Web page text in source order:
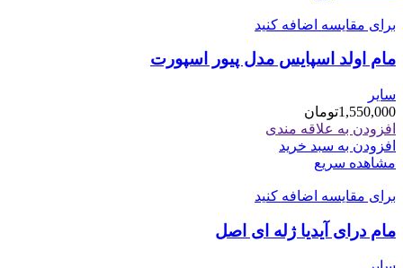
برای مقایسه اضافه کنید
مام اولد اسپایس مدل پیور اسپورت
سایر
1,550,000تومان
افزودن به علاقه مندی
افزودن به سبد خرید
مشاهده سریع
برای مقایسه اضافه کنید
مام درای آیدیا ژله ای اصل